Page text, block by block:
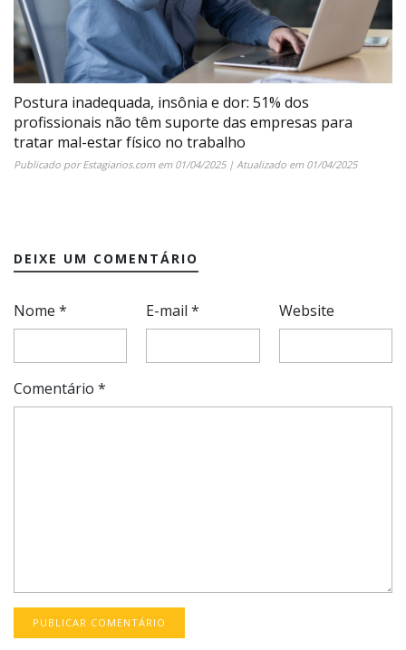
Postura inadequada, insônia e dor: 51% dos
profissionais não têm suporte das empresas para
tratar mal-estar físico no trabalho
Publicado porEstagiarios.comem 01/04/2025| Atualizado em 01/04/2025
DEIXE UM COMENTÁRIO
Nome * E-mail* Website
Comentário *